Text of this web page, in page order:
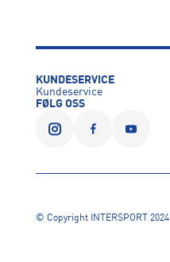
KUNDESERVICE
Kundeservice
FØLG OSS
© Copyright INTERSPORT 2024